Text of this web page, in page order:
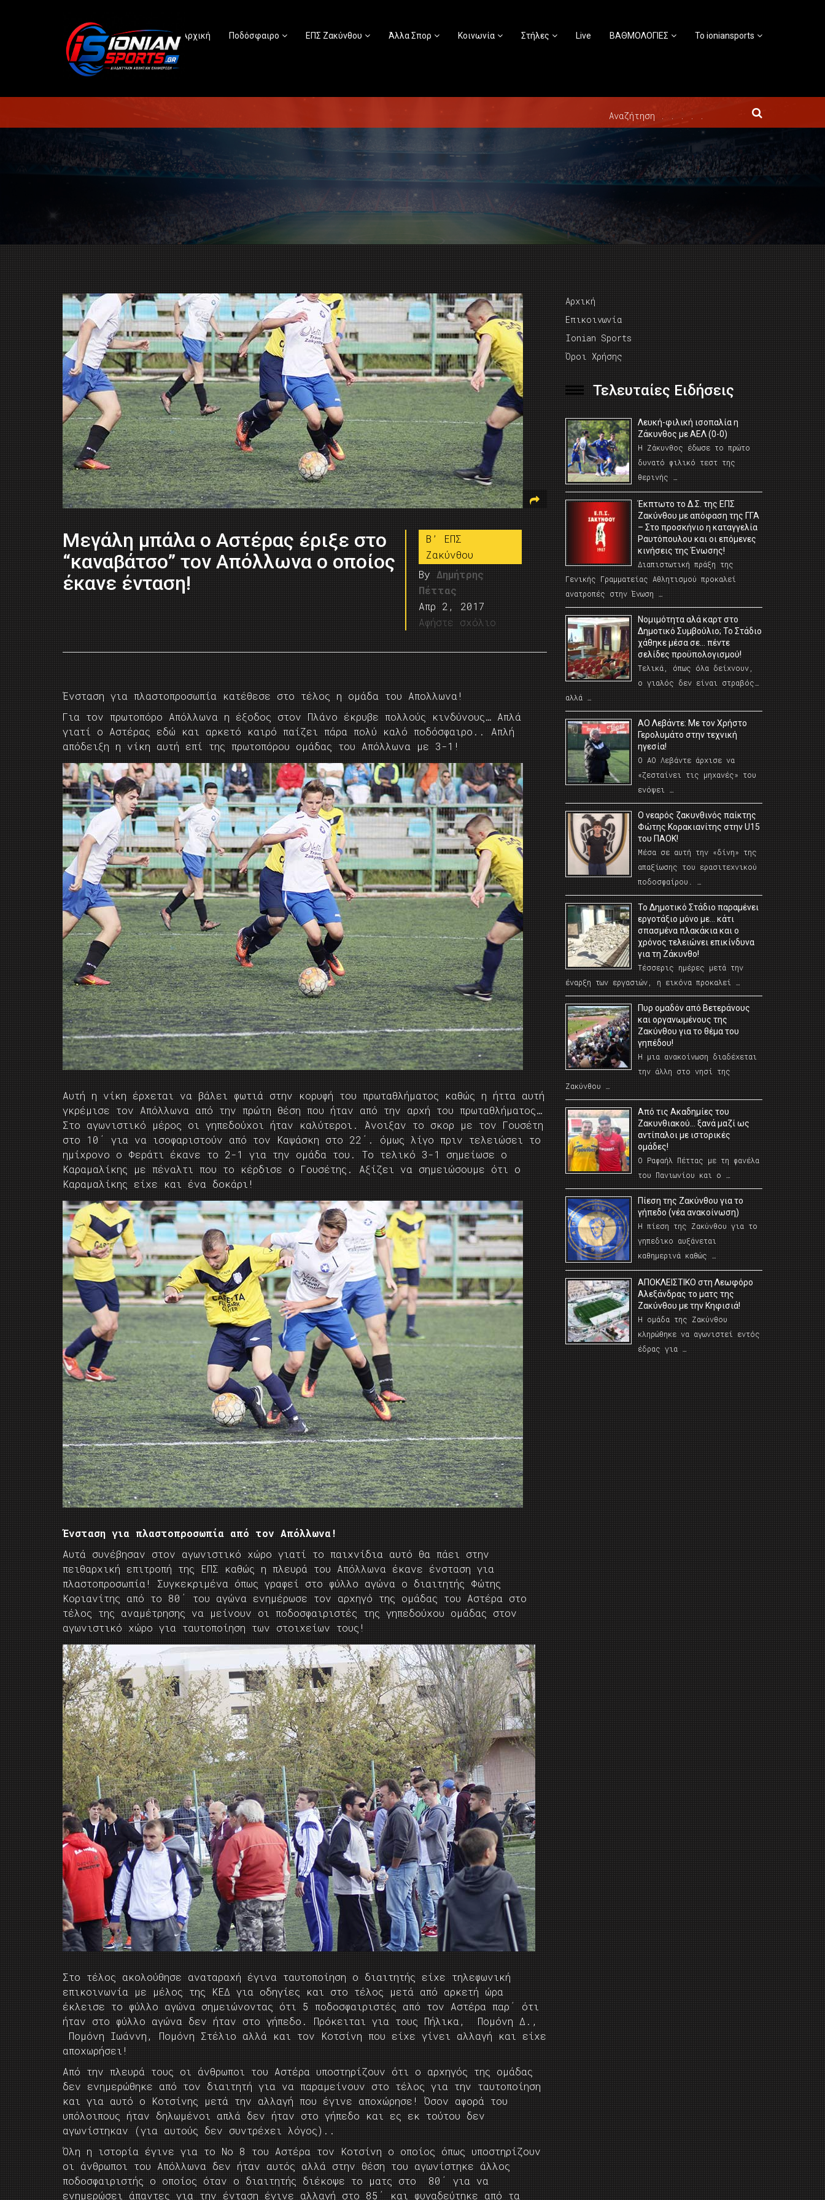
Αρχική Ποδόσφαιρο ΕΠΣ Ζακύνθου Άλλα Σπορ Κοινωνία Στήλες Live ΒΑΘΜΟΛΟΓΙΕΣ Το ioniansports
Μεγάλη μπάλα ο Αστέρας έριξε στο
“καναβάτσο” τον Απόλλωνα ο οποίος
έκανε ένταση!
B’ ΕΠΣ
Ζακύνθου
By Δημήτρης
Πέττας
Απρ 2, 2017
Αφήστε σχόλιο
Ένσταση για πλαστοπροσωπία κατέθεσε στο τέλος η ομάδα του Απολλωνα!
Για τον πρωτοπόρο Απόλλωνα η έξοδος στον Πλάνο έκρυβε πολλούς κινδύνους… Απλά
γιατί ο Αστέρας εδώ και αρκετό καιρό παίζει πάρα πολύ καλό ποδόσφαιρο.. Απλή
απόδειξη η νίκη αυτή επί της πρωτοπόρου ομάδας του Απόλλωνα με 3-1!
Αυτή η νίκη έρχεται να βάλει φωτιά στην κορυφή του πρωταθλήματος καθώς η ήττα αυτή
γκρέμισε τον Απόλλωνα από την πρώτη θέση που ήταν από την αρχή του πρωταθλήματος…
Στο αγωνιστικό μέρος οι γηπεδούχοι ήταν καλύτεροι. Άνοιξαν το σκορ με τον Γουσέτη
στο 10΄ για να ισοφαριστούν από τον Καψάσκη στο 22΄. όμως λίγο πριν τελειώσει το
ημίχρονο ο Φεράτι έκανε το 2-1 για την ομάδα του. Το τελικό 3-1 σημείωσε ο
Καραμαλίκης με πέναλτι που το κέρδισε ο Γουσέτης. Αξίζει να σημειώσουμε ότι ο
Καραμαλίκης είχε και ένα δοκάρι!
Ένσταση για πλαστοπροσωπία από τον Απόλλωνα!
Αυτά συνέβησαν στον αγωνιστικό χώρο γιατί το παιχνίδια αυτό θα πάει στην
πειθαρχική επιτροπή της ΕΠΣ καθώς η πλευρά του Απόλλωνα έκανε ένσταση για
πλαστοπροσωπία! Συγκεκριμένα όπως γραφεί στο φύλλο αγώνα ο διαιτητής Φώτης
Κοριανίτης από το 80΄ του αγώνα ενημέρωσε τον αρχηγό της ομάδας του Αστέρα στο
τέλος της αναμέτρησης να μείνουν οι ποδοσφαιριστές της γηπεδούχου ομάδας στον
αγωνιστικό χώρο για ταυτοποίηση των στοιχείων τους!
Στο τέλος ακολούθησε αναταραχή έγινα ταυτοποίηση ο διαιτητής είχε τηλεφωνική
επικοινωνία με μέλος της ΚΕΔ για οδηγίες και στο τέλος μετά από αρκετή ώρα
έκλεισε το φύλλο αγώνα σημειώνοντας ότι 5 ποδοσφαιριστές από τον Αστέρα παρ΄ ότι
ήταν στο φύλλο αγώνα δεν ήταν στο γήπεδο. Πρόκειται για τους Πήλικα, Πομόνη Δ.,
Πομόνη Ιωάννη, Πομόνη Στέλιο αλλά και τον Κοτσίνη που είχε γίνει αλλαγή και είχε
αποχωρήσει!
Από την πλευρά τους οι άνθρωποι του Αστέρα υποστηρίζουν ότι ο αρχηγός της ομάδας
δεν ενημερώθηκε από τον διαιτητή για να παραμείνουν στο τέλος για την ταυτοποίηση
και για αυτό ο Κοτσίνης μετά την αλλαγή που έγινε αποχώρησε! Όσον αφορά του
υπόλοιπους ήταν δηλωμένοι απλά δεν ήταν στο γήπεδο και ες εκ τούτου δεν
αγωνίστηκαν (για αυτούς δεν συντρέχει λόγος)..
Όλη η ιστορία έγινε για το Νο 8 του Αστέρα τον Κοτσίνη ο οποίος όπως υποστηρίζουν
οι άνθρωποι του Απόλλωνα δεν ήταν αυτός αλλά στην θέση του αγωνίστηκε άλλος
ποδοσφαιριστής ο οποίος όταν ο διαιτητής διέκοψε το ματς στο 80΄ για να
ενημερώσει άπαντες για την ένταση έγινε αλλαγή στο 85΄ και φυγαδεύτηκε από τα
Αρχική
Επικοινωνία
Ionian Sports
Όροι Χρήσης
Τελευταίες Ειδήσεις
Λευκή-φιλική ισοπαλία η
Ζάκυνθος με ΑΕΛ (0-0)
Η Ζάκυνθος έδωσε το πρώτο
δυνατό φιλικό τεστ της
θερινής …
Έκπτωτο το Δ.Σ. της ΕΠΣ
Ζακύνθου με απόφαση της ΓΓΑ
– Στο προσκήνιο η καταγγελία
Ραυτόπουλου και οι επόμενες
κινήσεις της Ένωσης!
Διαπιστωτική πράξη της
Γενικής Γραμματείας Αθλητισμού προκαλεί
ανατροπές στην Ένωση …
Νομιμότητα αλά καρτ στο
Δημοτικό Συμβούλιο; Το Στάδιο
χάθηκε μέσα σε… πέντε
σελίδες προϋπολογισμού!
Τελικά, όπως όλα δείχνουν,
ο γιαλός δεν είναι στραβός…
αλλά …
ΑΟ Λεβάντε: Με τον Χρήστο
Γερολυμάτο στην τεχνική
ηγεσία!
Ο ΑΟ Λεβάντε άρχισε να
«ζεσταίνει τις μηχανές» του
ενόψει …
O νεαρός ζακυνθινός παίκτης
Φώτης Κορακιανίτης στην U15
του ΠΑΟΚ!
Μέσα σε αυτή την «δίνη» της
απαξίωσης του ερασιτεχνικού
ποδοσφαίρου. …
Το Δημοτικό Στάδιο παραμένει
εργοτάξιο μόνο με… κάτι
σπασμένα πλακάκια και ο
χρόνος τελειώνει επικίνδυνα
για τη Ζάκυνθο!
Τέσσερις ημέρες μετά την
έναρξη των εργασιών, η εικόνα προκαλεί …
Πυρ ομαδόν από Βετεράνους
και οργανωμένους της
Ζακύνθου για το θέμα του
γηπέδου!
Η μια ανακοίνωση διαδέχεται
την άλλη στο νησί της
Ζακύνθου …
Από τις Ακαδημίες του
Ζακυνθιακού… ξανά μαζί ως
αντίπαλοι με ιστορικές
ομάδες!
Ο Ραφαήλ Πέττας με τη φανέλα
του Πανιωνίου και ο …
Πίεση της Ζακύνθου για το
γήπεδο (νέα ανακοίνωση)
Η πίεση της Ζακύνθου για το
γηπεδικο αυξάνεται
καθημερινά καθώς …
AΠΟΚΛΕΙΣΤΙΚΟ στη Λεωφόρο
Αλεξάνδρας το ματς της
Ζακύνθου με την Κηφισιά!
Η ομάδα της Ζακύνθου
κληρώθηκε να αγωνιστεί εντός
έδρας για …